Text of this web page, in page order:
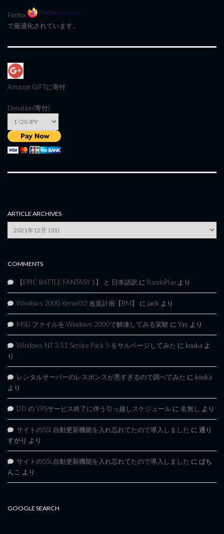
Firefox
で最適化されています。
Amazon GIFTに寄付
Donation(寄付)
ARTICLE ARCHIVES
Archives
COMMENTS
【EPIC BATTLE FANTASY 1】 と 日本語訳 に RandoPlay より
Windows 2000 Kernel32 改造計画【BM】 に jack より
MSU ファイルを Windows 2000で解凍してみる実験 に Yas より
Windows NT 3.51 Service Pack 5 をサルベージしてみた に kouka よ
り
レンタルサーバーのレスポンスが悪すぎるので調べてみた に kouka
より
DTI の VPSサービス終了に伴う引っ越しスケジュール に 名無し より
サイトのSSL自動更新機能を入れ忘れてたので導入しました に 通り
すがり より
サイトのSSL自動更新機能を入れ忘れてたので導入しました に ぱち
んこ より
GOOGLE SEARCH